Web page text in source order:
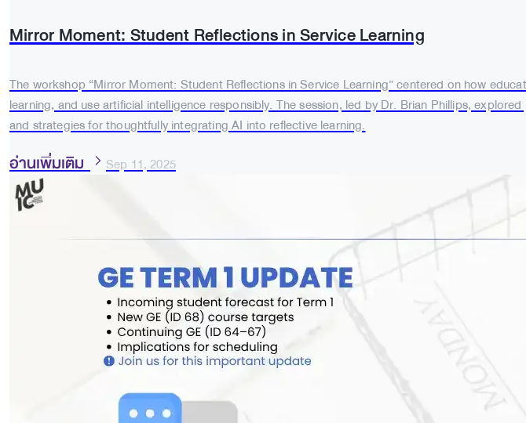
Mirror Moment: Student Reflections in Service Learning
The workshop “Mirror Moment: Student Reflections in Service Learning” centered on how
learning, and use artificial intelligence responsibly. The session, led by Dr. Brian Phillips,
and strategies for thoughtfully integrating AI into reflective learning.
อ่านเพิ่มเติม Sep 11, 2025